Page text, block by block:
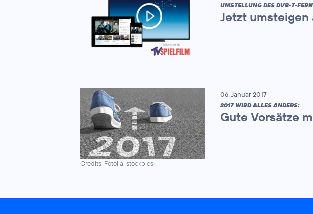
UMSTELLUNG DES DVB-T-
Jetzt umsteigen
Credits: Fotolia, stockpics
06. Januar 2017
2017 WIRD ALLES ANDERS:
Gute Vorsätze